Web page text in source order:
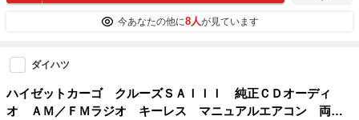
今あなたの他に8人が見ています
ダイハツ
ハイゼットカーゴ クルーズＳＡＩＩＩ 純正ＣＤオーディ
オ ＡＭ／ＦＭラジオ キーレス マニュアルエアコン 両側